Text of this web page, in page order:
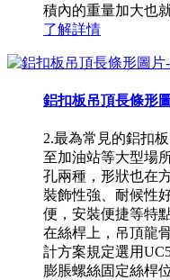
積內的重量加大也
了解詳情
鋁扣板吊頂長條形
2.最為常見的鋁扣
至加油站等大型場
孔兩種，形狀也在
裝飾性強、耐候性
便，安裝便捷等特
在絲桿上，吊頂龍
計方案規定選用
膨脹螺絲固定絲桿